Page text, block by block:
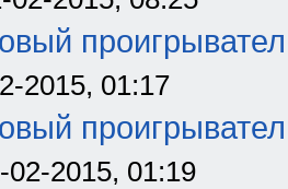
2015, 01:17
02-2015, 01:19